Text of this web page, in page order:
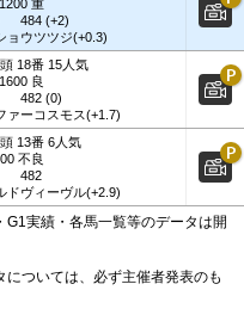
重
484 (+2)
ョウツツジ(+0.3)
18番 15人気
良
482 (0)
ァーコスモス(+1.7)
13番 6人気
不良
482
ドヴィーヴル(+2.9)
実績・各馬一覧等のデータは開
ついては、必ず主催者発表のも